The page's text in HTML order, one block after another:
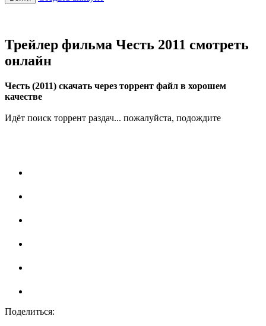
Трейлер фильма Честь 2011 смотреть
онлайн
Честь (2011) скачать через торрент файл в хорошем
качестве
Идёт поиск торрент раздач... пожалуйста, подождите
Поделиться: